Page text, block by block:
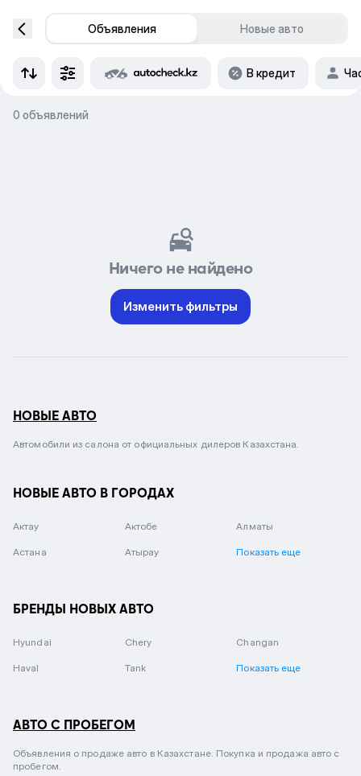
Объявления Новые авто
В кредит
0 объявлений
Ничего не найдено
Изменить фильтры
НОВЫЕ АВТО
Автомобили из салона от официальных дилеров Казахстана.
НОВЫЕ АВТО В ГОРОДАХ
Актау Актобе Алматы
Астана Атырау Показать еще
БРЕНДЫ НОВЫХ АВТО
Hyundai Chery Changan
Haval Tank Показать еще
АВТО С ПРОБЕГОМ
Объявления о продаже авто в Казахстане. Покупка и продажа авто с
пробегом.